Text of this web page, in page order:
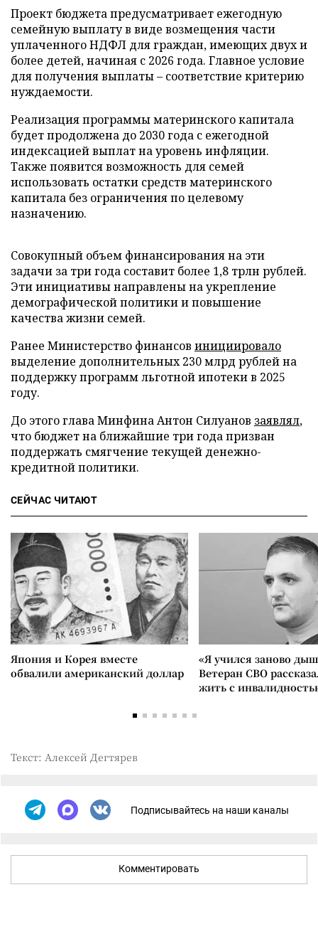
Проект бюджета предусматривает ежегодную
семейную выплату в виде возмещения части
уплаченного НДФЛ для граждан, имеющих двух и
более детей, начиная с 2026 года. Главное условие
для получения выплаты – соответствие критерию
нуждаемости.
Реализация программы материнского капитала
будет продолжена до 2030 года с ежегодной
индексацией выплат на уровень инфляции.
Также появится возможность для семей
использовать остатки средств материнского
капитала без ограничения по целевому
назначению.
Совокупный объем финансирования на эти
задачи за три года составит более 1,8 трлн рублей.
Эти инициативы направлены на укрепление
демографической политики и повышение
качества жизни семей.
Ранее Министерство финансов инициировало
выделение дополнительных 230 млрд рублей на
поддержку программ льготной ипотеки в 2025
году.
До этого глава Минфина Антон Силуанов заявлял,
что бюджет на ближайшие три года призван
поддержать смягчение текущей денежно-
кредитной политики.
СЕЙЧАС ЧИТАЮТ
Япония и Корея вместе
обвалили американский доллар
«Я учился заново
Ветеран СВО
жить с
Текст: Алексей Дегтярев
Подписывайтесь на наши каналы
Комментировать